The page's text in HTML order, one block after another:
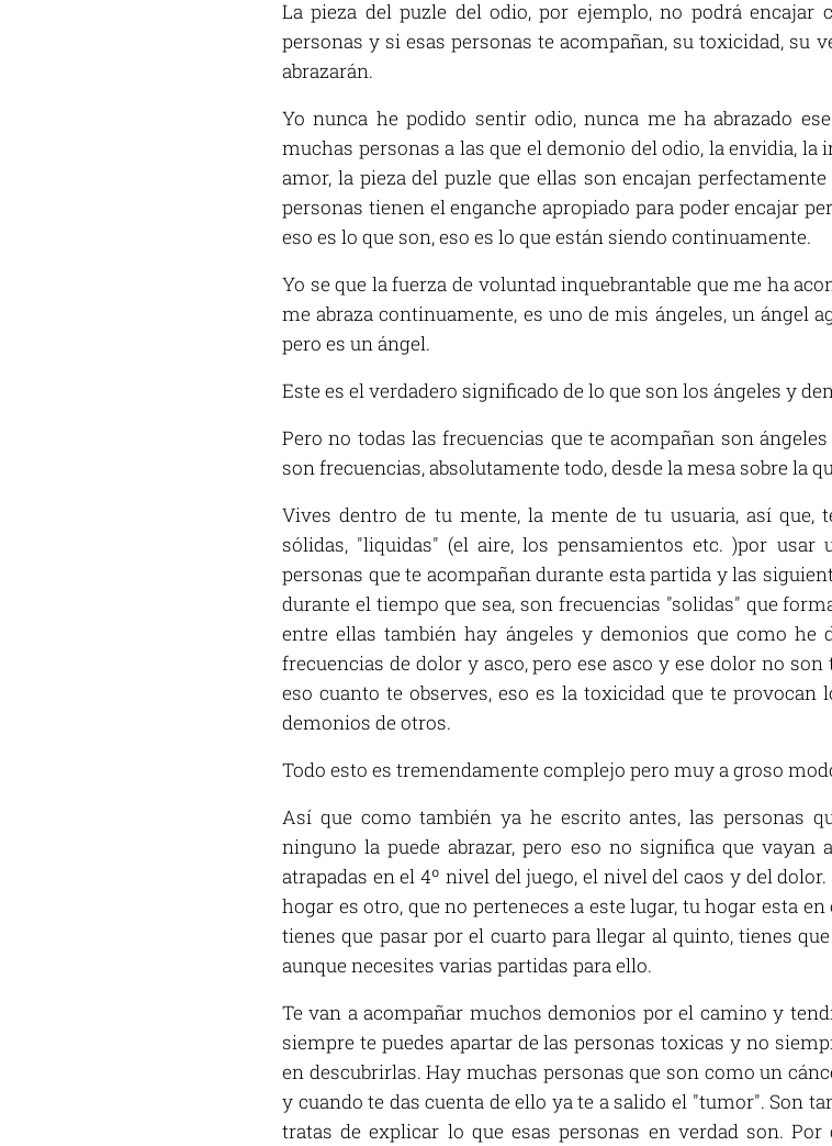
La pieza del puzle del odio, por ejemplo, no podrá encajar
personas y si esas personas te acompañan, su toxicidad, su
abrazarán.
Yo nunca he podido sentir odio, nunca me ha abrazado
muchas personas a las que el demonio del odio, la envidia, la
amor, la pieza del puzle que ellas son encajan
personas tienen el enganche apropiado para poder encajar
eso es lo que son, eso es lo que están siendo continuamente.
Yo se que la fuerza de voluntad inquebrantable que me ha
me abraza continuamente, es uno de mis ángeles, un ángel
pero es un ángel.
Este es el verdadero significado de lo que son los ángeles y
Pero no todas las frecuencias que te acompañan son
son frecuencias, absolutamente todo, desde la mesa sobre la
Vives dentro de tu mente, la mente de tu usuaria, así que,
sólidas, "liquidas" (el aire, los pensamientos etc. )por
personas que te acompañan durante esta partida y las
durante el tiempo que sea, son frecuencias "solidas" que
entre ellas también hay ángeles y demonios que como he
frecuencias de dolor y asco, pero ese asco y ese dolor no
eso cuanto te observes, eso es la toxicidad que te
demonios de otros.
Todo esto es tremendamente complejo pero muy a groso
Así que como también ya he escrito antes, las personas
ninguno la puede abrazar, pero eso no significa que
atrapadas en el 4º nivel del juego, el nivel del caos y del
hogar es otro, que no perteneces a este lugar, tu hogar esta
tienes que pasar por el cuarto para llegar al quinto, tienes
aunque necesites varias partidas para ello.
Te van a acompañar muchos demonios por el camino y
siempre te puedes apartar de las personas toxicas y no
en descubrirlas. Hay muchas personas que son como un
y cuando te das cuenta de ello ya te a salido el "tumor". Son
tratas de explicar lo que esas personas en verdad son.